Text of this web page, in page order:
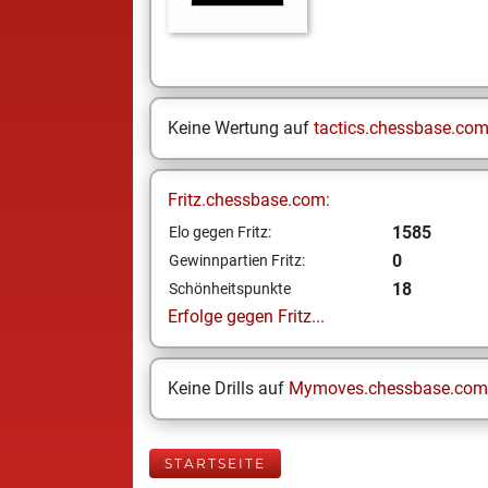
Keine Wertung auf tactics.chessbase.com
Fritz.chessbase.com:
Elo gegen Fritz: 1585
Gewinnpartien Fritz: 0
Schönheitspunkte
18
Erfolge gegen Fritz...
Keine Drills auf Mymoves.chessbase.com
STARTSEITE